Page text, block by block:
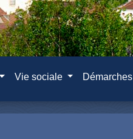
Vie sociale Démarches